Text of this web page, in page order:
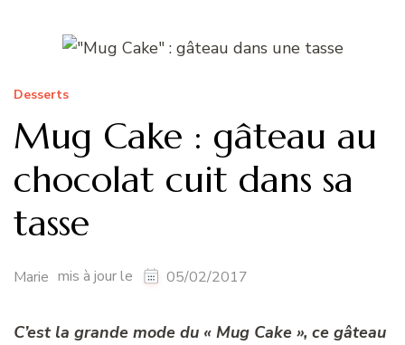
Desserts
Mug Cake : gâteau au
chocolat cuit dans sa
tasse
Marie mis à jour le 05/02/2017
C’est la grande mode du « Mug Cake », ce gâteau